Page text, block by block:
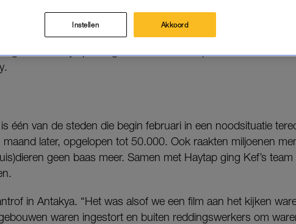
“Om de beurt zaten we met het hondje op schoot
Haytap vroeg hen te komen helpen in de door
één van de steden die begin februari in een noodsituatie
later, opgelopen tot 50.000. Ook raakten miljoenen
geen baas meer. Samen met Haytap ging Kef’s
in Antakya. “Het was alsof we een film aan het kijken
waren ingestort en buiten reddingswerkers om
Instellen Akkoord